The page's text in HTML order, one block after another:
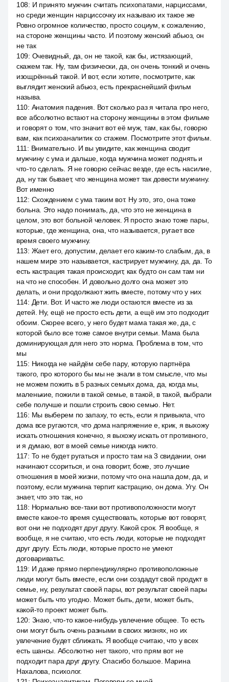
108: И принято мужчин считать психопатами, нарциссами,
но среди женщин нарциссочку их называю их такое же
Ровно огромное количество, просто социум, к сожалению,
на стороне женщины часто. И поэтому женский абьюз, он
не так
109: Очевидный, да, он не такой, как бы, истязающий,
скажем так. Ну, там физически, да, он очень тонкий и очень
изощрённый такой. И вот, если хотите, посмотрите, как
выглядит женский абьюз, есть прекраснейший фильм
называ.
110: Анатомия падения. Вот сколько раз я читала про него,
все абсолютно встают на сторону женщины в этом фильме
и говорят о том, что значит вот её муж, там, как бы, говорю
вам, как психоаналитик со стажем. Посмотрите этот фильм.
111 : Внимательно. И вы увидите, как женщина сводит
мужчину с ума и дальше, когда мужчина может поднять и
что-то сделать. Я не говорю сейчас везде, где есть насилие,
да, ну так бывает, что женщина может так довести мужчину.
Вот именно
112: Схождением с ума таким вот. Ну это, это, она тоже
больна. Это надо понимать, да, что это не женщина в
целом, это вот больной человек. Я просто знаю тоже пары,
которые, где женщина, она, что называется, ругает все
время своего мужчину.
113: Жает его, допустим, делает его каким-то слабым, да, в
нашем мире это называется, кастрирует мужчину, да, да. То
есть кастрация такая происходит, как будто он сам там ни
на что не способен. И довольно долго она может это
делать, и они продолжают жить вместе, потому что у них
114: Дети. Вот. И часто же люди остаются вместе из за
детей. Ну, ещё не просто есть дети, а ещё им это подходит
обоим. Скорее всего, у него будет мама такая же, да, с
которой было все тоже самое внутри семьи. Мама была
доминирующая для него это норма. Проблема в том, что
мы
115: Никогда не найдём себе пару, которую партнёра
такого, про которого бы мы не знали в том смысле, что мы
не можем пожить в 5 разных семьях дома, да, когда мы,
маленькие, пожили в такой семье, в такой, в такой, выбрали
себе получше и пошли строить свою семью. Нет.
116: Мы выберем по запаху, то есть, если я привыкла, что
дома все ругаются, что дома напряжение e, крик, я выхожу
искать отношения конечно, я выхожу искать от противного,
и я думаю, вот в моей семье никогда никто.
117: То не будет ругаться и просто там на 3 свидании, они
начинают ссориться, и она говорит, боже, это лучшие
отношения в моей жизни, потому что она нашла дом, да, и
поэтому, если мужчина терпит кастрацию, он дома. Угу. Он
знает, что это так, но
118: Нормально все-таки вот противоположности могут
вместе какое-то время существовать, которые вот говорят,
вот они не подходят друг другу. Какой срок. Я вообще, я
вообще, я не считаю, что есть люди, которые не подходят
друг другу. Есть люди, которые просто не умеют
договариватьс.
119: И даже прямо перпендикулярно противоположные
люди могут быть вместе, если они создадут свой продукт в
семье, ну, результат своей пары, вот результат своей пары
может быть что угодно. Может быть, дети, может быть,
какой-то проект может быть.
120: Знаю, что-то какое-нибудь увлечение общее. То есть
они могут быть очень разными в своих жизнях, но их
увлечение будет сближать. Я вообще считаю, что у всех
есть шансы. Абсолютно нет такого, что прям вот не
подходит пара друг другу. Спасибо большое. Марина
Нахалова, психолог.